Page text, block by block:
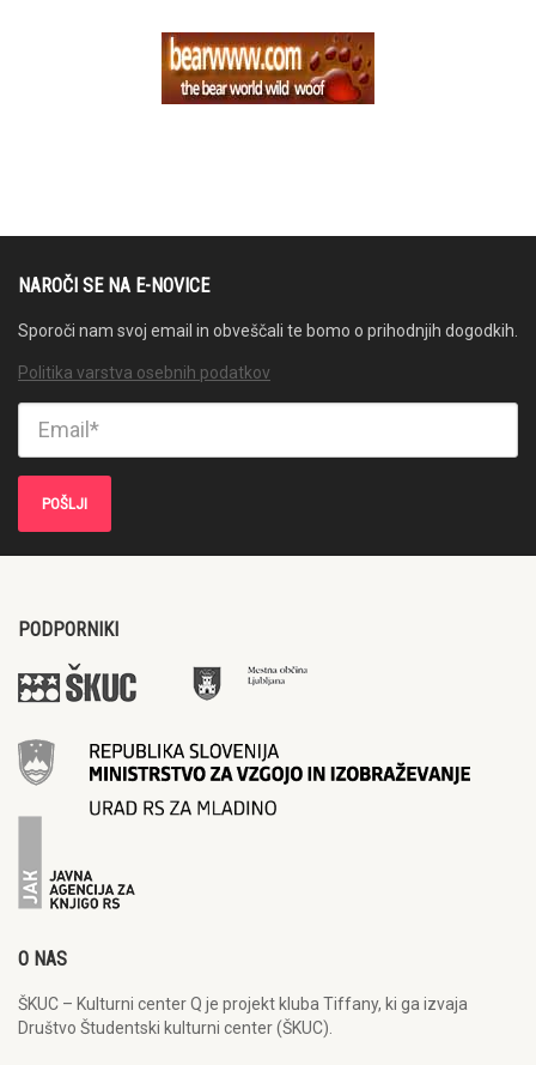
NAROČI SE NA E-NOVICE
Sporoči nam svoj email in obveščali te bomo o prihodnjih dogodkih.
Politika varstva osebnih podatkov
PODPORNIKI
O NAS
ŠKUC – Kulturni center Q je projekt kluba Tiffany, ki ga izvaja
Društvo Študentski kulturni center (ŠKUC).